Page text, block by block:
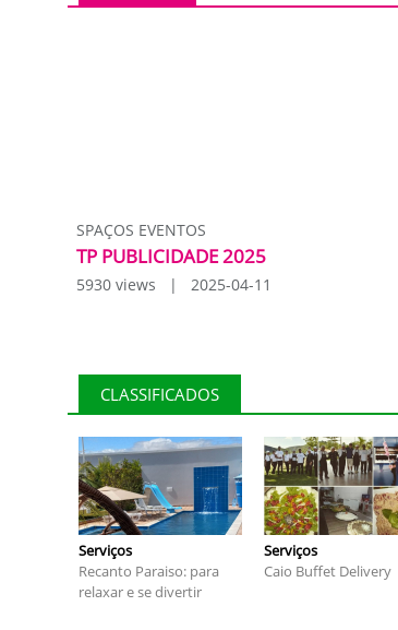
SPAÇOS EVENTOS
TP PUBLICIDADE 2025
5930 views | 2025-04-11
CLASSIFICADOS
Serviços
Recanto Paraiso: para
relaxar e se divertir
Serviços
Caio Buffet Delivery